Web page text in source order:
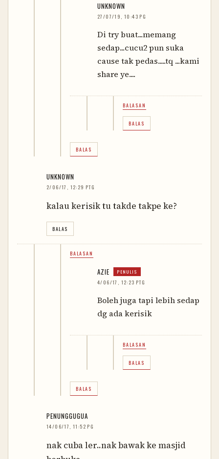
UNKNOWN
27/07/19, 10:43 PG
Di try buat...memang
sedap...cucu2 pun suka
cause tak pedas.....tq ...kami
share ye....
BALASAN
BALAS
BALAS
UNKNOWN
2/06/17, 12:29 PTG
kalau kerisik tu takde takpe ke?
BALAS
BALASAN
AZIE
4/06/17, 12:23 PTG
Boleh juga tapi lebih sedap
dg ada kerisik
BALASAN
BALAS
BALAS
PENUNGGUGUA
14/06/17, 11:52 PG
nak cuba ler..nak bawak ke masjid